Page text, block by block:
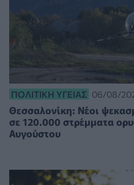
ΠΟΛΙΤΙΚΉ ΥΓΕΊΑΣ 06/08/
Θεσσαλονίκη: Νέοι
σε 120.000 στρέμματα
Αυγούστου